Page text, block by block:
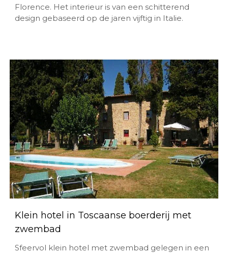
Florence. Het interieur is van een schitterend
design gebaseerd op de jaren vijftig in Italie.
Klein hotel in Toscaanse boerderij met
zwembad
Sfeervol klein hotel met zwembad gelegen in een